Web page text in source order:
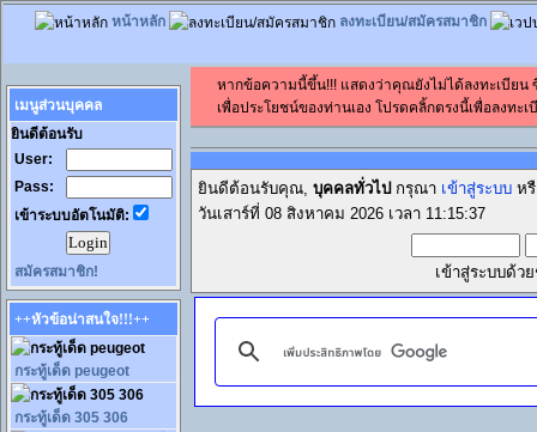
หน้าหลัก ลงทะเบียน/สมัครสมาชิก
เมนูส่วนบุคคล
ยินดีต้อนรับ
User:
Pass:
เข้าระบบอัตโนมัติ:
สมัครสมาชิก!
++หัวข้อน่าสนใจ!!!++
กระทู้เด็ด peugeot
กระทู้เด็ด 305 306
หากข้อความนี้ขึ้น!!! แสดงว่าคุณยังไม่ได้ลงทะเบียน
เพื่อประโยชน์ของท่านเอง โปรดคลิ้กตรงนี้เพื่อลงทะเ
ยินดีต้อนรับคุณ, บุคคลทั่วไป กรุณา เข้าสู่ระบบ ห
วันเสาร์ที่ 08 สิงหาคม 2026 เวลา 11:15:37
เข้าสู่ระบบด้ว